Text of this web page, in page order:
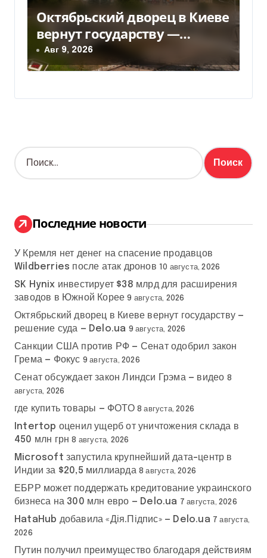
Октябрьский дворец в Киеве
вернут государству —
решение суда — Delo.ua
Авг 9, 2026
Н
а
:
Последние новости
У Кремля нет денег на спасение продавцов
Wildberries после атак дронов
10 августа, 2026
SK Hynix инвестирует $38 млрд для расширения
заводов в Южной Корее 9 августа, 2026
Октябрьский дворец в Киеве вернут государству —
решение суда — Delo.ua 9 августа, 2026
Санкции США против РФ — Сенат одобрил закон
Грема — Фокус 9 августа, 2026
Сенат обсуждает закон Линдси Грэма — видео 8
августа, 2026
где купить товары — ФОТО 8 августа, 2026
Intertop оценил ущерб от уничтожения склада в
450 млн грн 8 августа, 2026
Microsoft запустила крупнейший дата-центр в
Индии за $20,5 миллиарда 8 августа, 2026
ЕБРР может поддержать кредитование украинского
бизнеса на 300 млн евро — Delo.ua 7 августа, 2026
HataHub добавила «Дія.Підпис» — Delo.ua 7 августа,
2026
Путин получил преимущество благодаря действиям